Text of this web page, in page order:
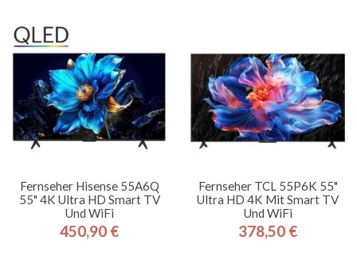
Fernseher Hisense 55A6Q
55" 4K Ultra HD Smart TV
Und WiFi
Preis
450,90 €
Fernseher TCL 55P6K 55"
Ultra HD 4K Mit Smart TV
Und WiFi
Preis
378,50 €